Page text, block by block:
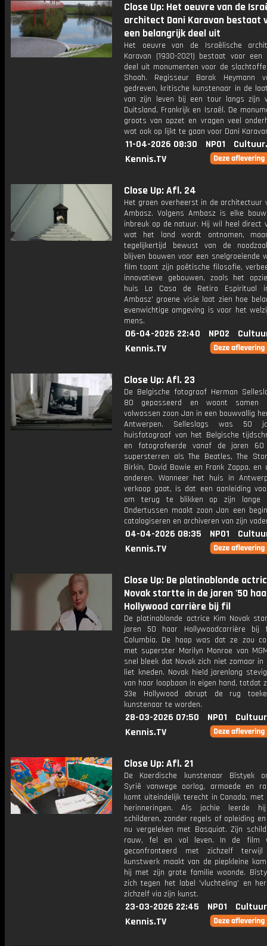
Close Up: Het oeuvre van de
architect Dani Karavan bestaat
een belangrijk deel uit
Het oeuvre van de Israëlische
Karavan (1930-2021) bestaat voor een
deel uit monumenten voor de
Shoah. Regisseur Barak Heymann
gedreven, kritische kunstenaar in de
van zijn leven bij een tour langs zijn
Duitsland, Frankrijk en Israël. De
groots van opzet en vragen veel
wat ook op lijkt te gaan voor Dani
11-04-2026 08:30 NPO1
Kennis.TV
Close Up: Afl. 24
Het groen overheerst in de architectuur
Ambasz. Volgens Ambasz is elke
inbreuk op de natuur. Hij wil heel direct
wat het land wordt ontnomen,
tegelijkertijd bewust van de
blijven bouwen voor een snelgroeiende
film toont zijn poëtische filosofie,
innovatieve gebouwen, zoals het
huis La Casa de Retiro Espiritual
Ambasz' groene visie laat zien hoe
evenwichtige omgeving is voor het
mens.
06-04-2026 22:40 NPO2
Kennis.TV
Close Up: Afl. 23
De Belgische fotograaf Herman
80 gepasseerd en woont samen
volwassen zoon Jan in een bouwvallig
Antwerpen. Selleslags was 50
huisfotograaf van het Belgische
en fotografeerde vanaf de jaren 60
supersterren als The Beatles, The
Birkin, David Bowie en Frank Zappa, en
anderen. Wanneer het huis in
verkoop gaat, is dat een aanleiding
om terug te blikken op zijn lange
Ondertussen maakt zoon Jan een
catalogiseren en archiveren van zijn
04-04-2026 08:35 NPO1
Kennis.TV
Close Up: De platinablonde
Novak startte in de jaren '50
Hollywood carrière bij fil
De platinablonde actrice Kim Novak
jaren 50 haar Hollywoodcarrière bij
Columbia. De hoop was dat ze zou
met superster Marilyn Monroe van
snel bleek dat Novak zich niet zomaar in
liet kneden. Novak hield jarenlang
van haar loopbaan in eigen hand, totdat
33e Hollywood abrupt de rug
kunstenaar te worden.
28-03-2026 07:50 NPO1
Kennis.TV
Close Up: Afl. 21
De Koerdische kunstenaar Bîstyek
Syrië vanwege oorlog, armoede en
komt uiteindelijk terecht in Canada,
herinneringen. Als jochie leerde
schilderen, zonder regels of opleiding
nu vergeleken met Basquiat. Zijn
rauw, fel en vol leven. In de film
geconfronteerd met zichzelf
kunstwerk maakt van de piepkleine
hij met zijn grote familie woonde.
zich tegen het label 'vluchteling' en
zichzelf via zijn kunst.
23-03-2026 22:45 NPO1
Kennis.TV